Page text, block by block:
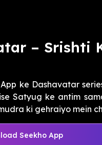
– Srishti
ke Dashavatar
Satyug ke antim
ki gehraiyo mein
Seekho App